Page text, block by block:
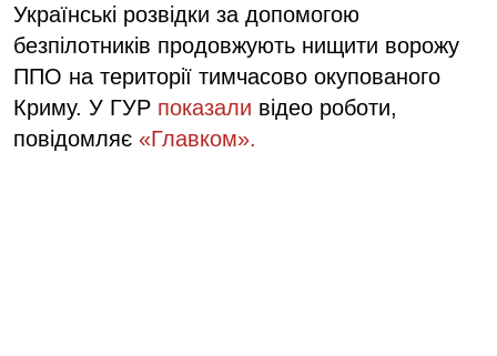
Українські розвідки за допомогою
безпілотників продовжують нищити ворожу
ППО на території тимчасово окупованого
Криму. У ГУР показали відео роботи,
повідомляє «Главком».